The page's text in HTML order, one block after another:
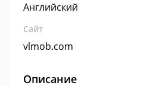
Английский
Сайт
vlmob.com
Описание